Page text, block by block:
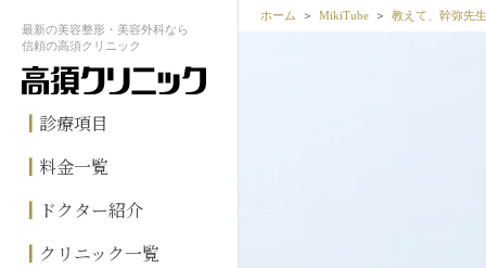
最新の美容整形・美容外科なら
信頼の高須クリニック
診療項目
料金一覧
ドクター紹介
クリニック一覧
ホーム MikiTube 教えて、幹弥先